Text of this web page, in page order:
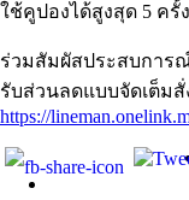
ใช้คูปองได้สูงสุด 5 ครั้
ร่วมสัมผัสประสบการ
รับส่วนลดแบบจัดเต็มสั่
https://